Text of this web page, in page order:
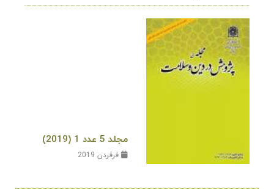
مجلد 5 عدد 1 (2019)
فرفردن 2019